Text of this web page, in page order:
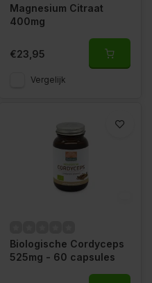
Magnesium Citraat
400mg
€23,95
Vergelijk
Biologische Cordyceps
525mg - 60 capsules